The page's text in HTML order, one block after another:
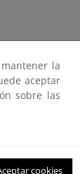
como los ya
la
aceptar
sobre las
cookies